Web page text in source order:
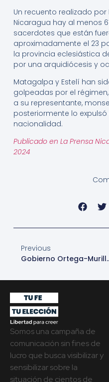
Un recuento realizado por
Nicaragua hay al menos
sacerdotes que están
aproximadamente el 23
la provincia eclesiástica
por una arquidiócesis y
Matagalpa y Estelí han
golpeadas por el
a su representante,
posteriormente lo
nacionalidad.
Publicado en La Prensa
2024
Previous
Gobierno Ortega-Murillo
Somos una campaña de
comunicación sin fines de
lucro que busca visibilizar y
sensibilizar sobre la
situación de cientos de